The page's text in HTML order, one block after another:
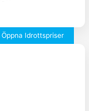
Öppna Idrottspriser